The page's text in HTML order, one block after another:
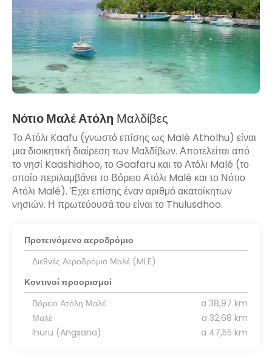
Νότιο Μαλέ Ατόλη Μαλδίβες
Το Ατόλι Kaafu (γνωστό επίσης ως Malé Atholhu) είναι
μια διοικητική διαίρεση των Μαλδίβων. Αποτελείται από
το νησί Kaashidhoo, το Gaafaru και το Ατόλι Malé (το
οποίο περιλαμβάνει το Βόρειο Ατόλι Malé και το Νότιο
Ατόλι Malé). Έχει επίσης έναν αριθμό ακατοίκητων
νησιών. Η πρωτεύουσά του είναι το Thulusdhoo.
Προτεινόμενο αεροδρόμιο
Διεθνές Αεροδρόμιο Μαλέ (MLE)
Κοντινοί προορισμοί
Βόρειο Ατόλη Μαλέ
a 38,97 km
Μαλέ
a 32,68 km
Ihuru (Angsana)
a 47,55 km